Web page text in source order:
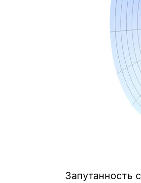
Запутанность